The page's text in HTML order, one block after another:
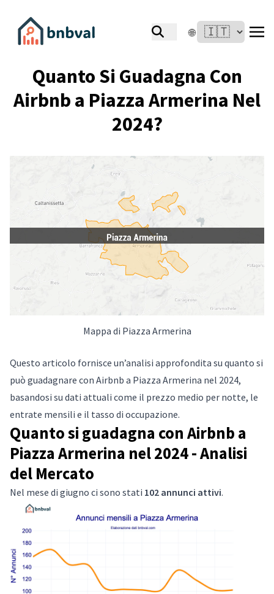
🌐
Quanto Si Guadagna Con
Airbnb a Piazza Armerina Nel
2024?
Mappa di Piazza Armerina
Questo articolo fornisce un’analisi approfondita su quanto si
può guadagnare con Airbnb a Piazza Armerina nel 2024,
basandosi su dati attuali come il prezzo medio per notte, le
entrate mensili e il tasso di occupazione.
Quanto si guadagna con Airbnb a
Piazza Armerina nel 2024 - Analisi
del Mercato
Nel mese di giugno ci sono stati 102 annunci attivi.